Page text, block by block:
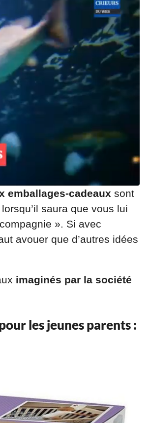
à
1
:
2
5
emballages-cadeaux sont
saura que vous lui
». Si avec
avouer que d’autres idées
imaginés par la société
les jeunes parents :